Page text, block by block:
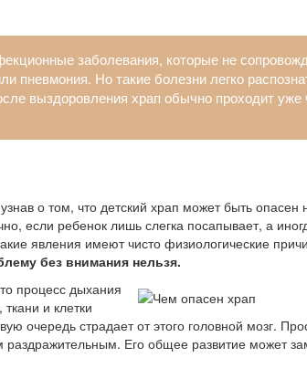
заболевания, которые не
пневмония. Но такие болезни легко
выздоровления храп обычно проходит уже
о том, что детский храп может быть опасен
если ребенок лишь слегка посапывает, а
явления имеют чисто физиологические
без внимания нельзя.
процесс дыхания
и клетки
очередь страдает от этого головной мозг.
Его общее развитие может